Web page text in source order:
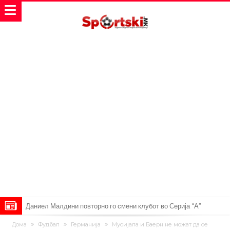
Даниел Малдини повторно го смени клубот во Серија “А”
Аморим донесе одлука: Милан ќе го крати составот
Дома Фудбал Германија
Мусијала и Баерн не можат да се